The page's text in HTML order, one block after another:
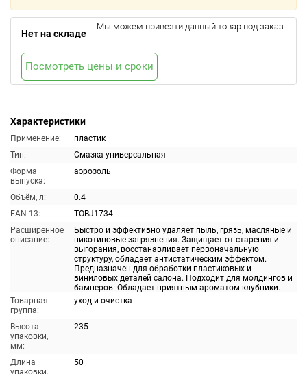
Характеристики
Применение:
пластик
Тип:
Смазка универсальная
Форма
выпуска:
аэрозоль
Объём, л:
0.4
EAN-13:
TOBJ1734
Расширенное
описание:
Быстро и эффективно удаляет пыль, грязь, масляные и
никотиновые загрязнения. Защищает от старения и
выгорания, восстанавливает первоначальную
структуру, обладает антистатическим эффектом.
Предназначен для обработки пластиковых и
виниловых деталей салона. Подходит для молдингов и
бамперов. Обладает приятным ароматом клубники.
Товарная
группа:
уход и очистка
Высота
упаковки,
мм:
235
Длина
упаковки,
50
Нет на складе
Мы можем привезти данный товар под заказ.
Посмотреть цены и сроки